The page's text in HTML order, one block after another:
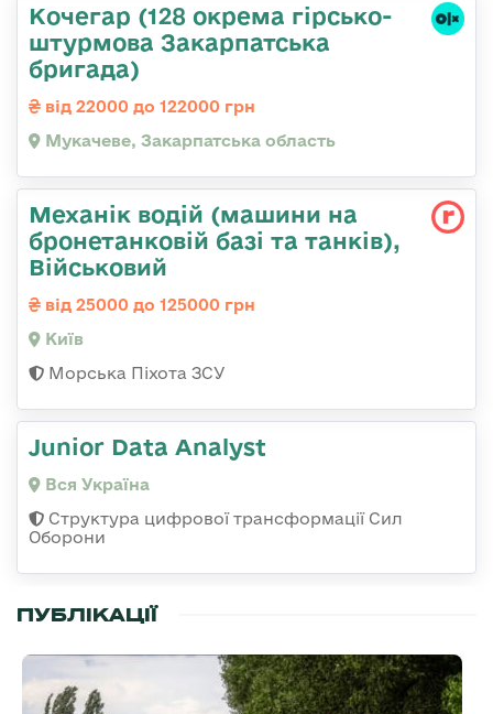
Кочегар (128 окрема гірсько-
штурмова Закарпатська
бригада)
від 22000 до 122000 грн
Мукачеве, Закарпатська область
Механік водій (машини на
бронетанковій базі та танків),
Військовий
від 25000 до 125000 грн
Київ
Морська Піхота ЗСУ
Junior Data Analyst
Вся Україна
Структура цифрової трансформації Сил
Оборони
ПУБЛІКАЦІЇ